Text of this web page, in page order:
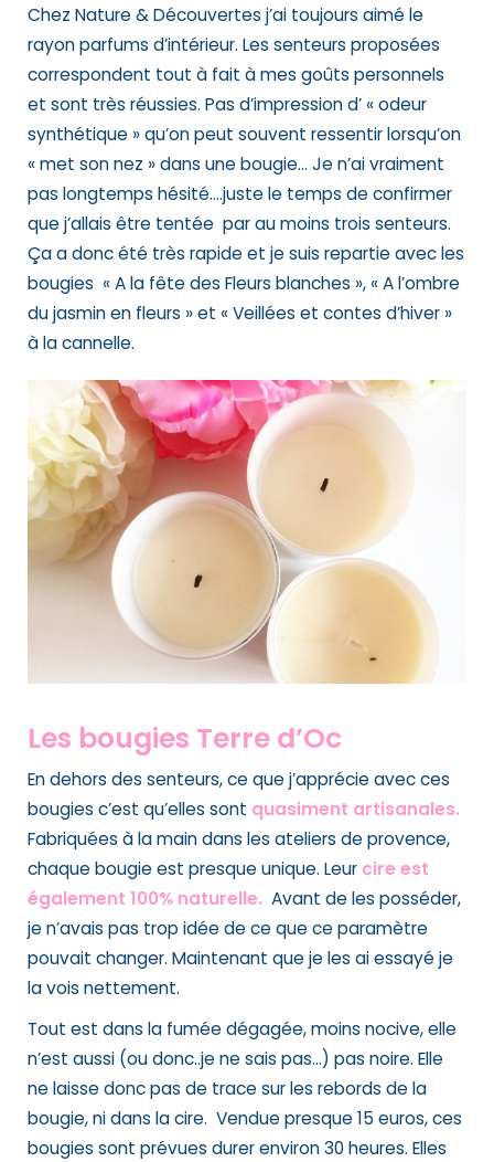
Chez Nature & Découvertes j’ai toujours aimé le
rayon parfums d’intérieur. Les senteurs proposées
correspondent tout à fait à mes goûts personnels
et sont très réussies. Pas d’impression d’ « odeur
synthétique » qu’on peut souvent ressentir lorsqu’on
« met son nez » dans une bougie… Je n’ai vraiment
pas longtemps hésité….juste le temps de confirmer
que j’allais être tentée par au moins trois senteurs.
Ça a donc été très rapide et je suis repartie avecles
bougies « A la fête des Fleurs blanches », « A l’ombre
du jasmin en fleurs » et « Veillées et contes d’hiver »
à la cannelle.
Les bougies Terre d’Oc
En dehors des senteurs, ce que j’apprécie avec ces
bougies c’est qu’elles sont quasiment artisanales.
Fabriquées à la main dans les ateliers de provence,
chaque bougie est presque unique. Leur cire est
également 100% naturelle. Avant de les posséder,
je n’avais pas trop idée de ce que ce paramètre
pouvait changer. Maintenant que je les ai essayé je
la vois nettement.
Tout est dans la fumée dégagée, moins nocive, elle
n’est aussi (ou donc..je ne sais pas…) pas noire. Elle
ne laisse doncpas de trace sur les rebords de la
bougie, ni dans la cire. Vendue presque 15 euros, ces
bougies sont prévues durer environ 30 heures. Elles